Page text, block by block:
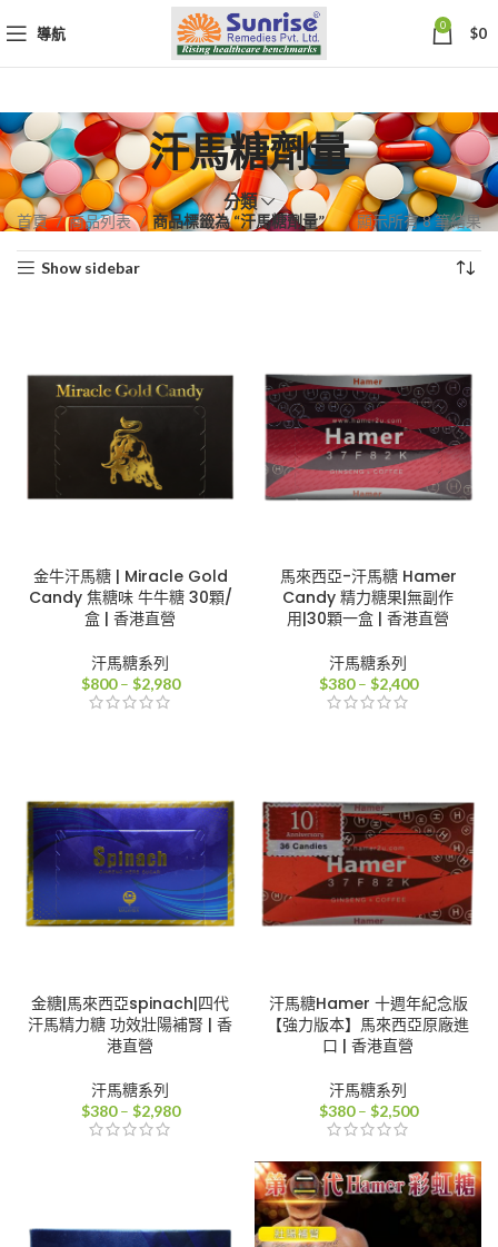
導航 0 $0
汗馬糖劑量
分類
首頁 商品列表 商品標籤為 “汗馬糖劑量” 顯示所有 8 筆結果依
Show sidebar
金牛汗馬糖 | Miracle Gold
Candy 焦糖味 牛牛糖 30顆/
盒 | 香港直營
汗馬糖系列
$800 – $2,980價
$2,980
馬來西亞-汗馬糖 Hamer
Candy 精力糖果|無副作
用|30顆一盒 | 香港直營
汗馬糖系列
$380 – $2,400價
$2,400
金糖|馬來西亞spinach|四代
汗馬精力糖 功效壯陽補腎 | 香
港直營
汗馬糖系列
$380 – $2,980價
$2,980
汗馬糖Hamer 十週年紀念版
【強力版本】馬來西亞原廠進
口 | 香港直營
汗馬糖系列
$380 – $2,500價
圍：
$380
到
$2,500